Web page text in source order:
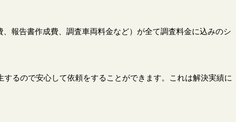
報告書作成費、調査車両料金など）が全て調査料金に込みのシ
るので安心して依頼をすることができます。これは解決実績に